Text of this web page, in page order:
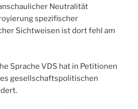
Neutralität
spezifischer
Sichtweisen ist dort fehl am
Sprache VDS hat in Petitionen
gesellschaftspolitischen